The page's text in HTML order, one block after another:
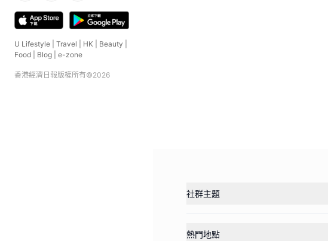
U Lifestyle Travel HK Beauty
Food
Blog e-zone
香港經濟日報版權所有©2026
社群主題
熱門地點